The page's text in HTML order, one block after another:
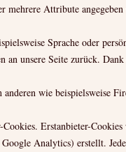
mehrere Attribute angegeben
Sprache oder
unsere Seite zurück.
wie beispielsweise
Erstanbieter-
Analytics) erstellt.